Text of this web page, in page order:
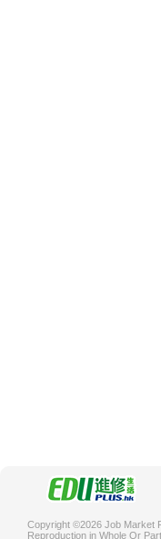
Copyright ©2026 Job Market
Reproduction in Whole Or